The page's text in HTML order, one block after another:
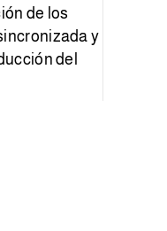
de los
y
del